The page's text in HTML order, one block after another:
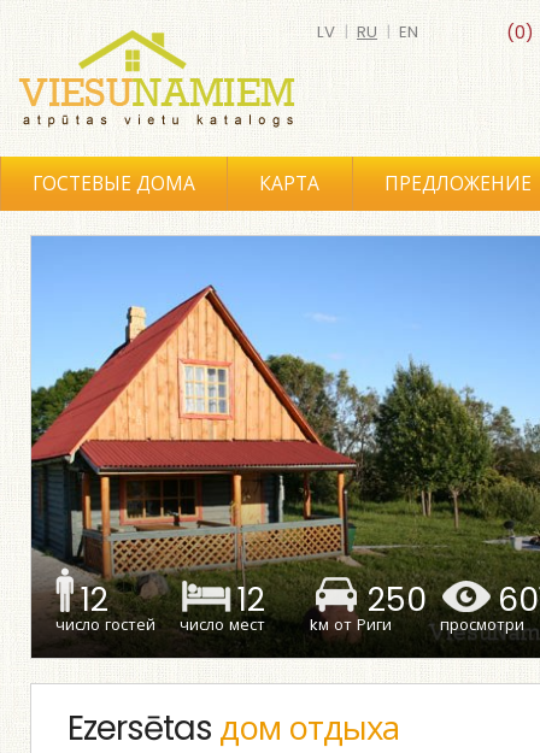
(0)
LV | RU | EN
ГОСТЕВЫЕ ДОМА КАРТА ПРЕДЛОЖЕНИЕ
12
число гостей
12
число мест
250
kм от Риги просмотри
Ezersētas дом отдыха